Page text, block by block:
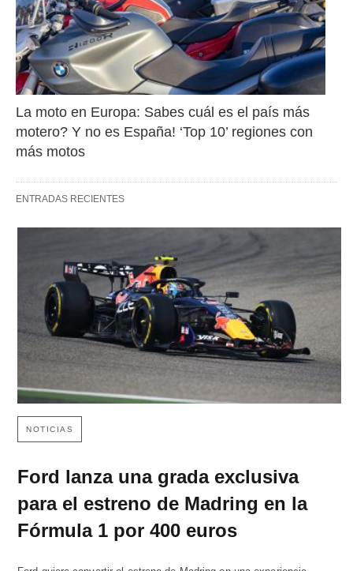
La moto en Europa: Sabes cuál es el país más
motero? Y no es España! ‘Top 10’ regiones con
más motos
ENTRADAS RECIENTES
NOTICIAS
Ford lanza una grada exclusiva
para el estreno de Madring en la
Fórmula 1 por 400 euros